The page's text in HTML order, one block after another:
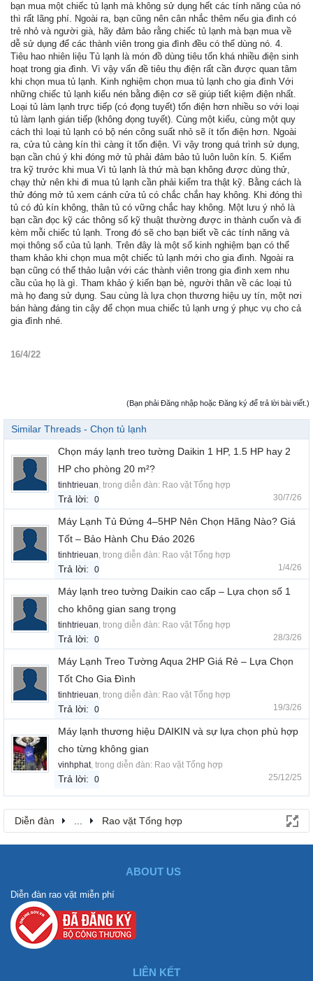
bạn mua một chiếc tủ lạnh mà không sử dụng hết các tính năng của nó
thì rất lãng phí. Ngoài ra, bạn cũng nên cân nhắc thêm nếu gia đình có
trẻ nhỏ và người già, hãy đảm bảo rằng chiếc tủ lạnh mà bạn mua về
dễ sử dụng để các thành viên trong gia đình đều có thể dùng nó. 4.
Tiêu hao nhiên liệu Tủ lạnh là món đồ dùng tiêu tốn khá nhiều điện sinh
hoạt trong gia đình. Vì vậy vấn đề tiêu thụ điện rất cần được quan tâm
khi chọn mua tủ lạnh. Kinh nghiệm chọn mua tủ lạnh cho gia đình Với
những chiếc tủ lạnh kiểu nén bằng điện cơ sẽ giúp tiết kiệm điện nhất.
Loại tủ làm lạnh trực tiếp (có đọng tuyết) tốn điện hơn nhiều so với loại
tủ làm lạnh gián tiếp (không đọng tuyết). Cùng một kiểu, cùng một quy
cách thì loại tủ lạnh có bộ nén công suất nhỏ sẽ ít tốn điện hơn. Ngoài
ra, cửa tủ càng kín thì càng ít tốn điện. Vì vậy trong quá trình sử dụng,
bạn cần chú ý khi đóng mở tủ phải đảm bảo tủ luôn luôn kín. 5. Kiểm
tra kỹ trước khi mua Vì tủ lạnh là thứ mà bạn không được dùng thử,
chạy thử nên khi đi mua tủ lạnh cần phải kiểm tra thật kỹ. Bằng cách là
thử đóng mở tủ xem cánh cửa tủ có chắc chắn hay không. Khi đóng thì
tủ có đủ kín không, thân tủ có vững chắc hay không. Một lưu ý nhỏ là
bạn cần đọc kỹ các thông số kỹ thuật thường được in thành cuốn và đi
kèm mỗi chiếc tủ lạnh. Trong đó sẽ cho bạn biết về các tính năng và
mọi thông số của tủ lạnh. Trên đây là một số kinh nghiệm bạn có thể
tham khảo khi chọn mua một chiếc tủ lạnh mới cho gia đình. Ngoài ra
bạn cũng có thể thảo luận với các thành viên trong gia đình xem nhu
cầu của họ là gì. Tham khảo ý kiến bạn bè, người thân về các loại tủ
mà họ đang sử dụng. Sau cùng là lựa chọn thương hiệu uy tín, một nơi
bán hàng đáng tin cậy để chọn mua chiếc tủ lạnh ưng ý phục vụ cho cả
gia đình nhé.
16/4/22
(Bạn phải Đăng nhập hoặc Đăng ký để trả lời bài viết.)
Similar Threads - Chọn tủ lạnh
Chọn máy lạnh treo tường Daikin 1 HP, 1.5 HP hay 2
HP cho phòng 20 m²?
tinhtrieuan, trong diễn đàn: Rao vặt Tổng hợp
Trả lời: 0 30/7/26
Máy Lạnh Tủ Đứng 4–5HP Nên Chọn Hãng Nào? Giá
Tốt – Bảo Hành Chu Đáo 2026
tinhtrieuan, trong diễn đàn: Rao vặt Tổng hợp
Trả lời: 0 1/4/26
Máy lạnh treo tường Daikin cao cấp – Lựa chọn số 1
cho không gian sang trọng
tinhtrieuan, trong diễn đàn: Rao vặt Tổng hợp
Trả lời: 0 28/3/26
Máy Lạnh Treo Tường Aqua 2HP Giá Rẻ – Lựa Chọn
Tốt Cho Gia Đình
tinhtrieuan, trong diễn đàn: Rao vặt Tổng hợp
Trả lời: 0 19/3/26
Máy lạnh thương hiệu DAIKIN và sự lựa chọn phù hợp
cho từng không gian
vinhphat, trong diễn đàn: Rao vặt Tổng hợp
Trả lời: 0 25/12/25
Diễn đàn ... Rao vặt Tổng hợp
ABOUT US
Diễn đàn rao vặt miễn phí
LIÊN KẾT